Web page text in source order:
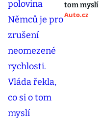
tom myslí
Auto.cz